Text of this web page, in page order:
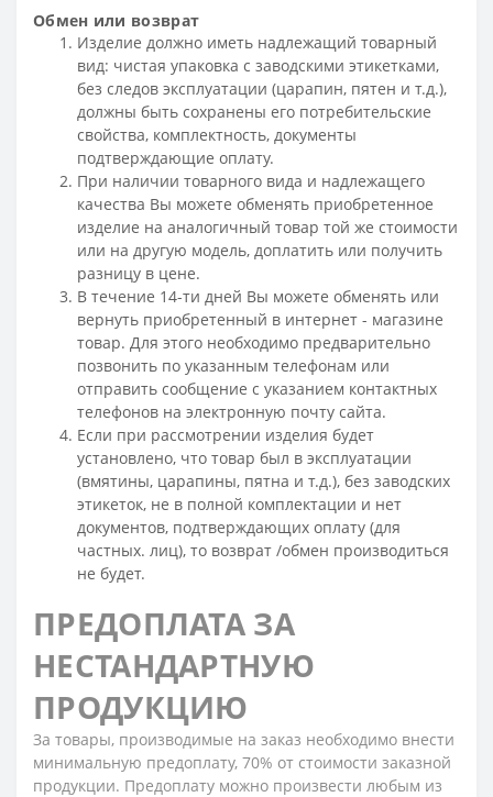
Обмен или возврат
Изделие должно иметь надлежащий товарный
вид: чистая упаковка с заводскими этикетками,
без следов эксплуатации (царапин, пятен и т.д.),
должны быть сохранены его потребительские
свойства, комплектность, документы
подтверждающие оплату.
При наличии товарного вида и надлежащего
качества Вы можете обменять приобретенное
изделие на аналогичный товар той же стоимости
или на другую модель, доплатить или получить
разницу в цене.
В течение 14-ти дней Вы можете обменять или
вернуть приобретенный в интернет - магазине
товар. Для этого необходимо предварительно
позвонить по указанным телефонам или
отправить сообщение с указанием контактных
телефонов на электронную почту сайта.
Если при рассмотрении изделия будет
установлено, что товар был в эксплуатации
(вмятины, царапины, пятна и т.д.), без заводских
этикеток, не в полной комплектации и нет
документов, подтверждающих оплату (для
частных. лиц), то возврат /обмен производиться
не будет.
ПРЕДОПЛАТА ЗА
НЕСТАНДАРТНУЮ
ПРОДУКЦИЮ
За товары, производимые на заказ необходимо внести
минимальную предоплату, 70% от стоимости заказной
продукции. Предоплату можно произвести любым из